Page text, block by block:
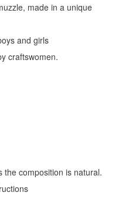
made in a unique
and girls
craftswomen.
the composition is natural.